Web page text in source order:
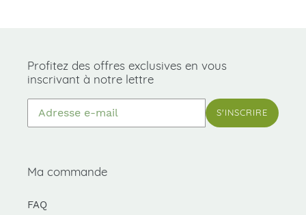
Profitez des offres exclusives en vous
inscrivant à notre lettre
S'INSCRIRE
Ma commande
FAQ